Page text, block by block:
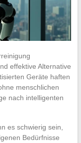
effektive Alternative
Geräte haften
menschlichen
nach intelligenten
es schwierig sein,
Bedürfnisse